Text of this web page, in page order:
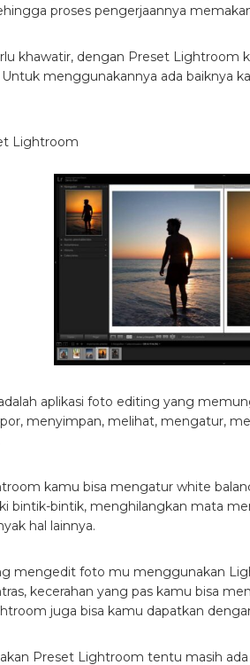
proses pengerjaannya
khawatir, dengan Preset Lightroom
menggunakannya ada baiknya
Lightroom
aplikasi foto editing yang
menyimpan, melihat, mengatur,
kamu bisa mengatur white
bintik-bintik, menghilangkan mata
hal lainnya.
mengedit foto mu menggunakan
kecerahan yang pas kamu bisa
juga bisa kamu dapatkan
Preset Lightroom tentu masih